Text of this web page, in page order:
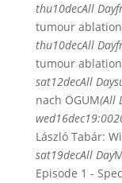
thu10decAll Day
tumour ablation
thu10decAll Day
tumour ablation
sat12decAll Day
nach ÖGUM(All
wed16dec19:00
László Tabár:
sat19decAll Day
Episode 1 -